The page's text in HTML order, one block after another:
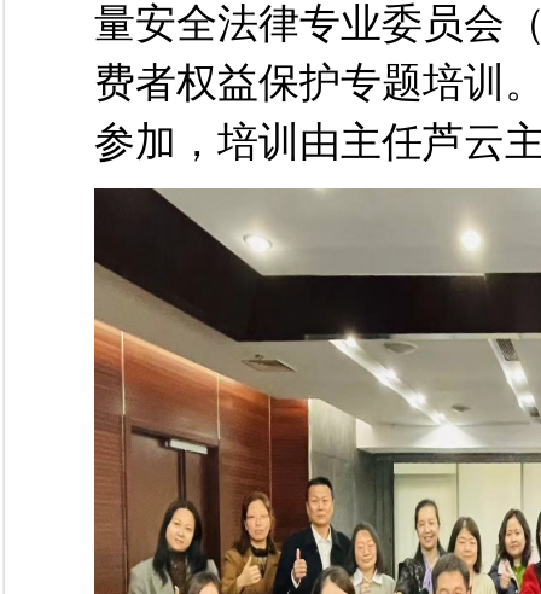
量安全法律专业委员会
费者权益保护专题培训
参加，培训由主任芦云